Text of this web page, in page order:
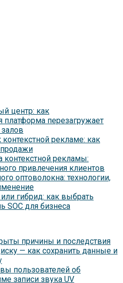
центр: как
платформа перезагружает
рекламе: как
контекстной рекламы:
привлечения клиентов
оптоволокна: технологии,
или гибрид: как выбрать
SOC для бизнеса
причины и последствия
— как сохранить данные и
пользователей об
записи звука UV